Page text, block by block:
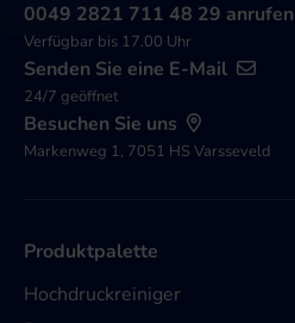
0049 2821 711 48 29 anrufen
Verfügbar bis 17.00 Uhr
Senden Sie eine E-Mail
24/7 geöffnet
Besuchen Sie uns
Markenweg 1, 7051 HS Varsseveld
Produktpalette
Hochdruckreiniger